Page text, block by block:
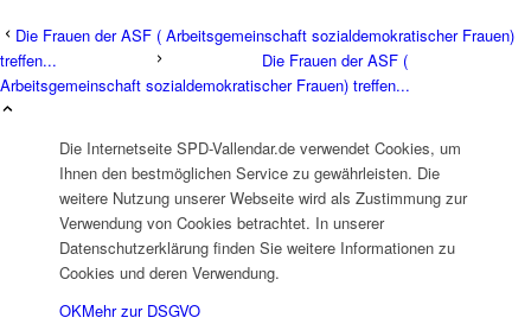
Die Frauen der ASF ( Arbeitsgemeinschaft sozialdemokratischer Frauen)
treffen...
Die Frauen der ASF (
Arbeitsgemeinschaft sozialdemokratischer Frauen) treffen...
Die Internetseite SPD-Vallendar.de verwendet Cookies, um
Ihnen den bestmöglichen Service zu gewährleisten. Die
weitere Nutzung unserer Webseite wird als Zustimmung zur
Verwendung von Cookies betrachtet. In unserer
Datenschutzerklärung finden Sie weitere Informationen zu
Cookies und deren Verwendung.
OKMehr zur DSGVO